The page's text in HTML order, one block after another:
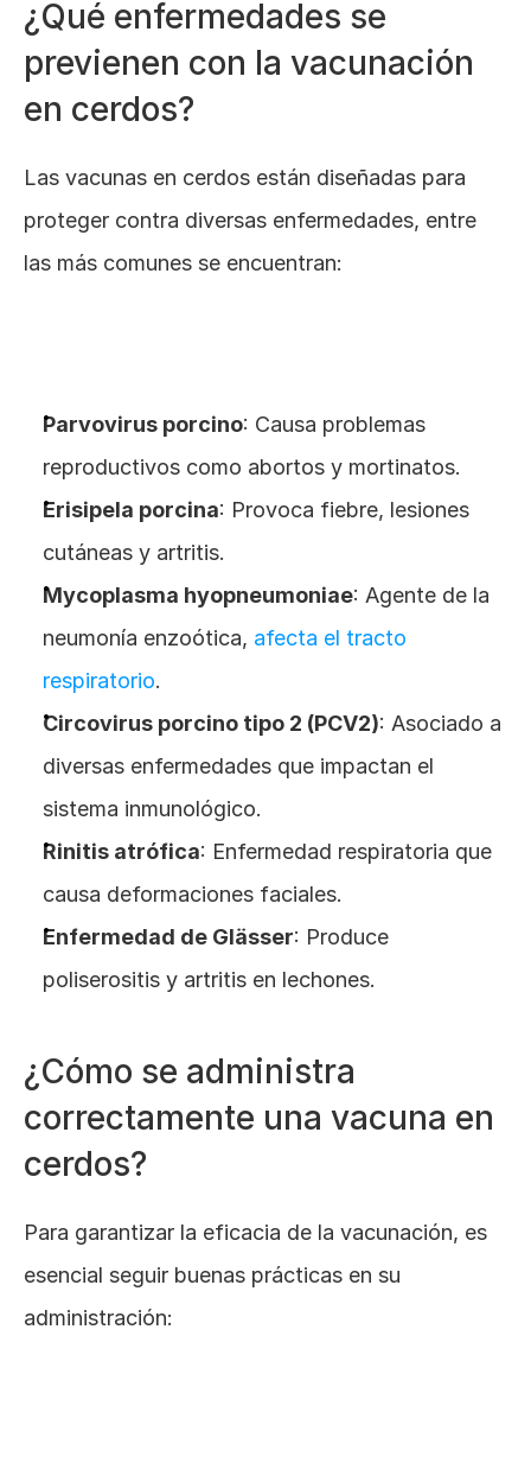
¿Qué enfermedades se
previenen con la vacunación
en cerdos?
Las vacunas en cerdos están diseñadas para
proteger contra diversas enfermedades, entre
las más comunes se encuentran:
Parvovirus porcino: Causa problemas
reproductivos como abortos y mortinatos.
Erisipela porcina: Provoca fiebre, lesiones
cutáneas y artritis.
Mycoplasma hyopneumoniae: Agente de la
neumonía enzoótica, afecta el tracto
respiratorio.
Circovirus porcino tipo 2 (PCV2): Asociado a
diversas enfermedades que impactan el
sistema inmunológico.
Rinitis atrófica: Enfermedad respiratoria que
causa deformaciones faciales.
Enfermedad de Glässer: Produce
poliserositis y artritis en lechones.
¿Cómo se administra
correctamente una vacuna en
cerdos?
Para garantizar la eficacia de la vacunación, es
esencial seguir buenas prácticas en su
administración: